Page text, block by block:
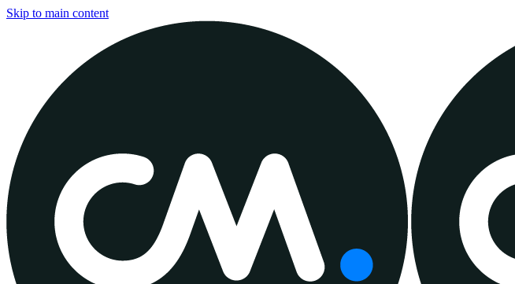
Skip to main content